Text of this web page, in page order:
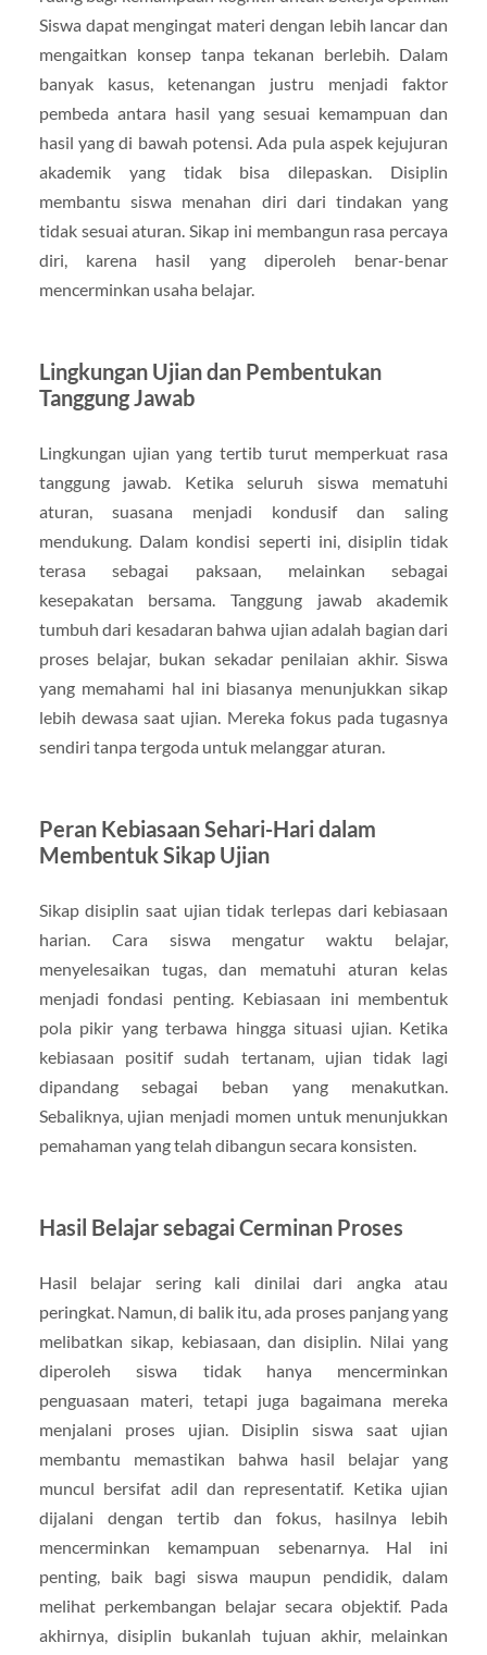
Siswa dapat mengingat materi dengan lebih lancar dan
mengaitkan konsep tanpa tekanan berlebih. Dalam
banyak kasus, ketenangan justru menjadi faktor
pembeda antara hasil yang sesuai kemampuan dan
hasil yang di bawah potensi. Ada pula aspek kejujuran
akademik yang tidak bisa dilepaskan. Disiplin
membantu siswa menahan diri dari tindakan yang
tidak sesuai aturan. Sikap ini membangun rasa percaya
diri, karena hasil yang diperoleh benar-benar
mencerminkan usaha belajar.
Lingkungan Ujian dan Pembentukan
Tanggung Jawab
Lingkungan ujian yang tertib turut memperkuat rasa
tanggung jawab. Ketika seluruh siswa mematuhi
aturan, suasana menjadi kondusif dan saling
mendukung. Dalam kondisi seperti ini, disiplin tidak
terasa sebagai paksaan, melainkan sebagai
kesepakatan bersama. Tanggung jawab akademik
tumbuh dari kesadaran bahwa ujian adalah bagian dari
proses belajar, bukan sekadar penilaian akhir. Siswa
yang memahami hal ini biasanya menunjukkan sikap
lebih dewasa saat ujian. Mereka fokus pada tugasnya
sendiri tanpa tergoda untuk melanggar aturan.
Peran Kebiasaan Sehari-Hari dalam
Membentuk Sikap Ujian
Sikap disiplin saat ujian tidak terlepas dari kebiasaan
harian. Cara siswa mengatur waktu belajar,
menyelesaikan tugas, dan mematuhi aturan kelas
menjadi fondasi penting. Kebiasaan ini membentuk
pola pikir yang terbawa hingga situasi ujian. Ketika
kebiasaan positif sudah tertanam, ujian tidak lagi
dipandang sebagai beban yang menakutkan.
Sebaliknya, ujian menjadi momen untuk menunjukkan
pemahaman yang telah dibangun secara konsisten.
Hasil Belajar sebagai Cerminan Proses
Hasil belajar sering kali dinilai dari angka atau
peringkat. Namun, di balik itu, ada proses panjang yang
melibatkan sikap, kebiasaan, dan disiplin. Nilai yang
diperoleh siswa tidak hanya mencerminkan
penguasaan materi, tetapi juga bagaimana mereka
menjalani proses ujian. Disiplin siswa saat ujian
membantu memastikan bahwa hasil belajar yang
muncul bersifat adil dan representatif. Ketika ujian
dijalani dengan tertib dan fokus, hasilnya lebih
mencerminkan kemampuan sebenarnya. Hal ini
penting, baik bagi siswa maupun pendidik, dalam
melihat perkembangan belajar secara objektif. Pada
akhirnya, disiplin bukanlah tujuan akhir, melainkan